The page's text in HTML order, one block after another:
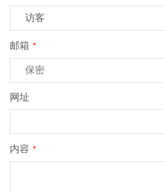
邮箱 *
网址
内容 *